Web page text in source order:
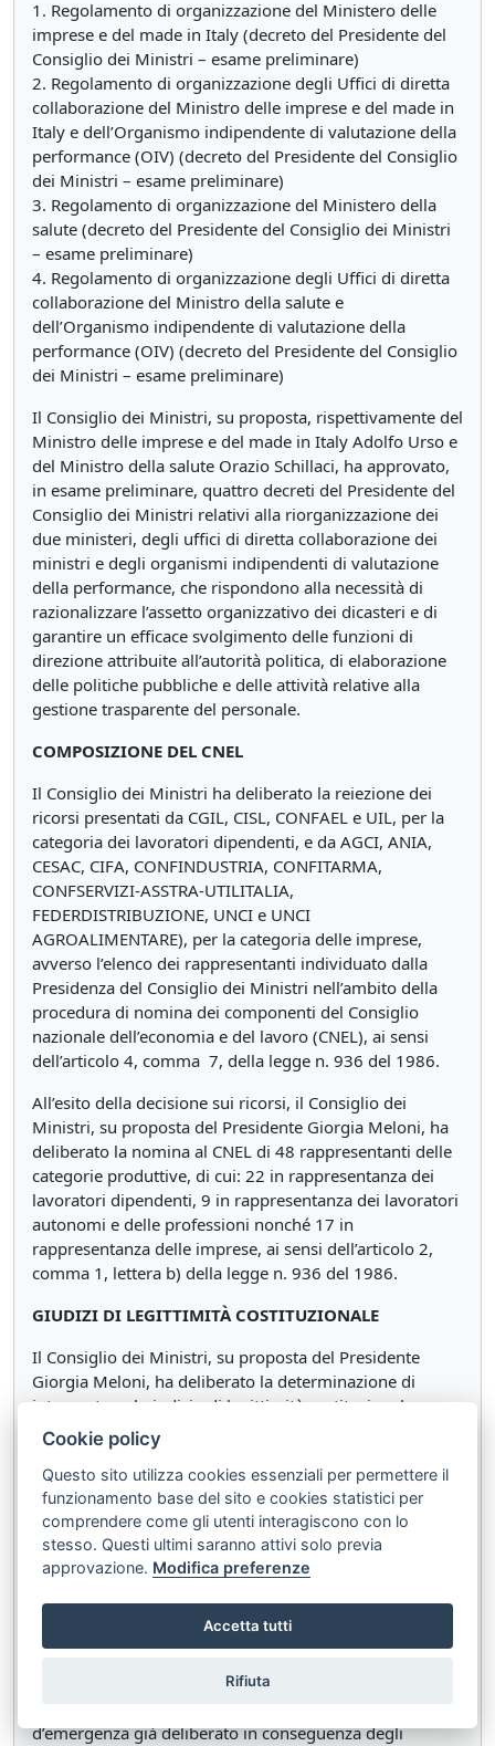
1. Regolamento di organizzazione del Ministero delle
imprese e del made in Italy (decreto del Presidente del
Consiglio dei Ministri – esame preliminare)
2. Regolamento di organizzazione degli Uffici di diretta
collaborazione del Ministro delle imprese e del made in
Italy e dell’Organismo indipendente di valutazione della
performance (OIV) (decreto del Presidente del Consiglio
dei Ministri – esame preliminare)
3. Regolamento di organizzazione del Ministero della
salute (decreto del Presidente del Consiglio dei Ministri
– esame preliminare)
4. Regolamento di organizzazione degli Uffici di diretta
collaborazione del Ministro della salute e
dell’Organismo indipendente di valutazione della
performance (OIV) (decreto del Presidente del Consiglio
dei Ministri – esame preliminare)
Il Consiglio dei Ministri, su proposta, rispettivamente del
Ministro delle imprese e del made in Italy Adolfo Urso e
del Ministro della salute Orazio Schillaci, ha approvato,
in esame preliminare, quattro decreti del Presidente del
Consiglio dei Ministri relativi alla riorganizzazione dei
due ministeri, degli uffici di diretta collaborazione dei
ministri e degli organismi indipendenti di valutazione
della performance, che rispondono alla necessità di
razionalizzare l’assetto organizzativo dei dicasteri e di
garantire un efficace svolgimento delle funzioni di
direzione attribuite all’autorità politica, di elaborazione
delle politiche pubbliche e delle attività relative alla
gestione trasparente del personale.
COMPOSIZIONE DEL CNEL
Il Consiglio dei Ministri ha deliberato la reiezione dei
ricorsi presentati da CGIL, CISL, CONFAEL e UIL, per la
categoria dei lavoratori dipendenti, e da AGCI, ANIA,
CESAC, CIFA, CONFINDUSTRIA, CONFITARMA,
CONFSERVIZI-ASSTRA-UTILITALIA,
FEDERDISTRIBUZIONE, UNCI e UNCI
AGROALIMENTARE), per la categoria delle imprese,
avverso l’elenco dei rappresentanti individuato dalla
Presidenza del Consiglio dei Ministri nell’ambito della
procedura di nomina dei componenti del Consiglio
nazionale dell’economia e del lavoro (CNEL), ai sensi
dell’articolo 4, comma 7, della legge n. 936 del 1986.
All’esito della decisione sui ricorsi, il Consiglio dei
Ministri, su proposta del Presidente Giorgia Meloni, ha
deliberato la nomina al CNEL di 48 rappresentanti delle
categorie produttive, di cui: 22 in rappresentanza dei
lavoratori dipendenti, 9 in rappresentanza dei lavoratori
autonomi e delle professioni nonché 17 in
rappresentanza delle imprese, ai sensi dell’articolo 2,
comma 1, lettera b) della legge n. 936 del 1986.
GIUDIZI DI LEGITTIMITÀ COSTITUZIONALE
Il Consiglio dei Ministri, su proposta del Presidente
Giorgia Meloni, ha deliberato la determinazione di
intervento nel giudizio di legittimità costituzionale
promosso dalla Regione Campania avverso l’articolo 8,
commi 1, 2, 3 e 6 del decreto-legge 30 marzo 2023, n.
34, recante “Misure urgenti a sostegno delle famiglie e
delle imprese per l’acquisto di energia elettrica e gas
naturale, nonché in materia di salute e adempimenti
fiscali”.
Il Consiglio dei Ministri, su proposta del Ministro per la
ha deliberato l’ulteriore stanziamento di 5.395.000 euro
d’emergenza già deliberato in conseguenza degli
Cookie policy
Questo sito utilizza cookies essenziali per permettere il
funzionamento base del sito e cookies statistici per
comprendere come gli utenti interagiscono con lo
stesso. Questi ultimi saranno attivi solo previa
approvazione. Modifica preferenze
Accetta tutti
Rifiuta